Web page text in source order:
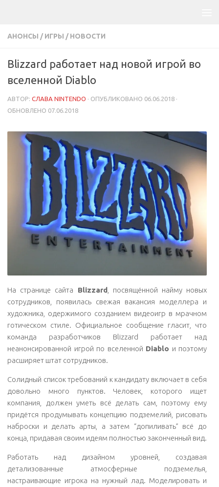
АНОНСЫ / ИГРЫ / НОВОСТИ
Blizzard работает над новой игрой во
вселенной Diablo
АВТОР: СЛАВА NINTENDO · ОПУБЛИКОВАНО 06.06.2018 ·
ОБНОВЛЕНО 07.06.2018
На странице сайта Blizzard , посвящённой найму новых
сотрудников, появилась свежая вакансия моделлера и
художника, одержимого созданием видеоигр в мрачном
готическом стиле. Официальное сообщение гласит, что
команда разработчиков Blizzard работает над
неанонсированной игрой по вселенной Diablo и поэтому
расширяет штат сотрудников.
Солидный список требований к кандидату включает в себя
довольно много пунктов. Человек, которого ищет
компания, должен уметь всё делать сам, поэтому ему
придётся продумывать концепцию подземелий, рисовать
наброски и делать арты, а затем “допиливать” всё до
конца, придавая своим идеям полностью законченный вид.
Работать над дизайном уровней, создавая
детализованные атмосферные подземелья,
настраивающие игрока на нужный лад. Моделировать и